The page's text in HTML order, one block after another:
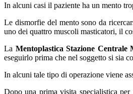
In alcuni casi il paziente ha un mento
Le dismorfie del mento sono da
uno dei quattro muscoli masticatori, il
La Mentoplastica Stazione Centrale
eseguirlo prima che nel soggetto si sia
In alcuni tale tipo di operazione viene
Dopo una prima visita specialistica